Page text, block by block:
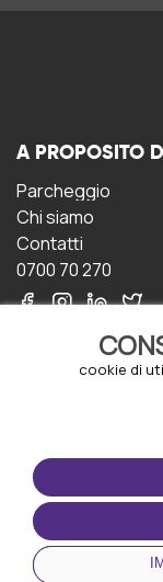
cookie di
A PROPOSITO
Parcheggio
Chi siamo
Contatti
0700 70 270
CONDIZIONI
Termini e
Politica sulla
Gestione dei